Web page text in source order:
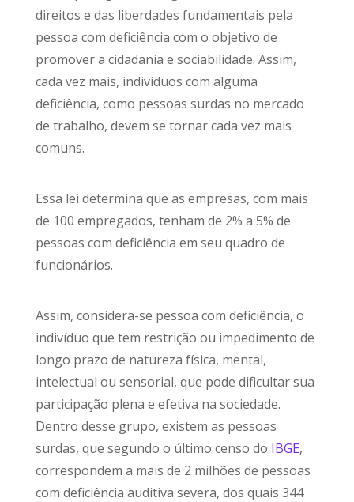
direitos e das liberdades fundamentais pela
pessoa com deficiência com o objetivo de
promover a cidadania e sociabilidade. Assim,
cada vez mais, indivíduos com alguma
deficiência, como pessoas surdas no mercado
de trabalho, devem se tornar cada vez mais
comuns.
Essa lei determina que as empresas, com mais
de 100 empregados, tenham de 2% a 5% de
pessoas com deficiência em seu quadro de
funcionários.
Assim, considera-se pessoa com deficiência, o
indivíduo que tem restrição ou impedimento de
longo prazo de natureza física, mental,
intelectual ou sensorial, que pode dificultar sua
participação plena e efetiva na sociedade.
Dentro desse grupo, existem as pessoas
surdas, que segundo o último censo do IBGE,
correspondem a mais de 2 milhões de pessoas
com deficiência auditiva severa, dos quais 344